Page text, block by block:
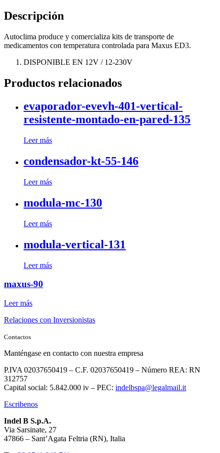
Descripción
Autoclima produce y comercializa kits de transporte de
medicamentos con temperatura controlada para Maxus ED3.
DISPONIBLE EN 12V / 12-230V
Productos relacionados
evaporador-evevh-401-vertical-
resistente-montado-en-pared-135
Leer más
condensador-kt-55-146
Leer más
modula-mc-130
Leer más
modula-vertical-131
Leer más
maxus-90
Leer más
Relaciones con Inversionistas
Contactos
Manténgase en contacto con nuestra empresa
P.IVA 02037650419 – C.F. 02037650419 – Número REA: RN
312757
Capital social: 5.842.000 iv – PEC: indelbspa@legalmail.it
Escribenos
Indel B S.p.A.
Via Sarsinate, 27
47866 – Sant’Agata Feltria (RN), Italia